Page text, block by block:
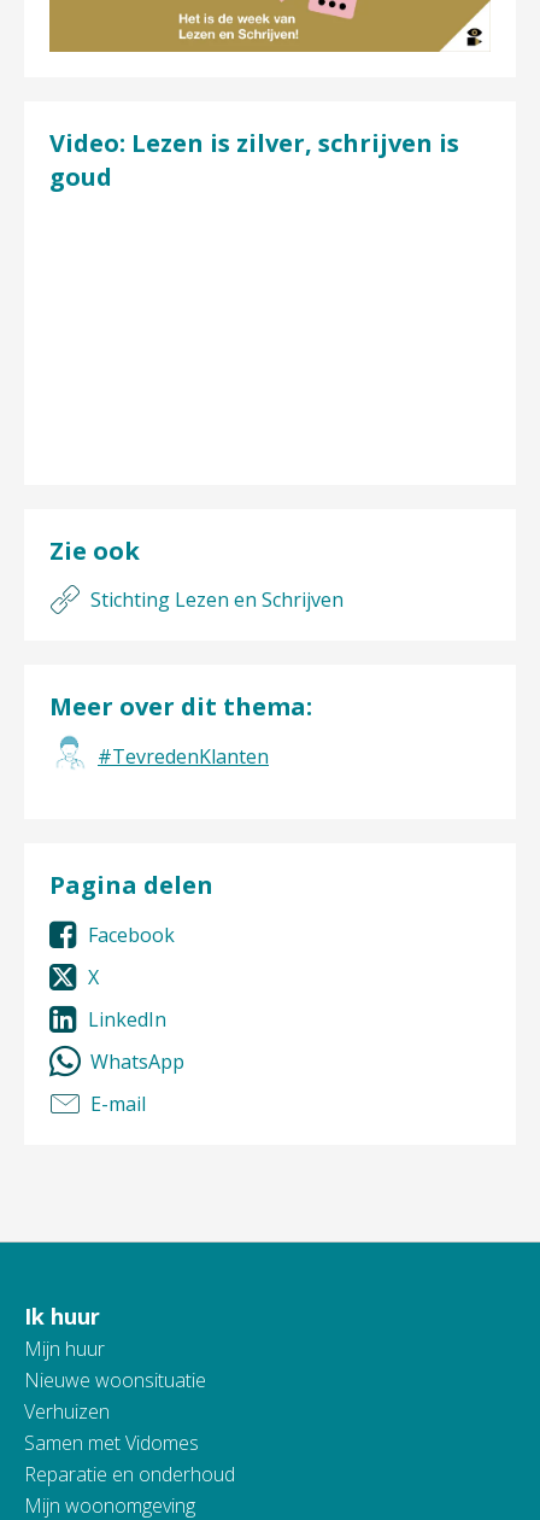
Video: Lezen is zilver, schrijven is
goud
Zie ook
Stichting Lezen en Schrijven
Meer over dit thema:
#TevredenKlanten
Pagina delen
Facebook
X
LinkedIn
WhatsApp
E-mail
Contactinformatie
Ik huur
Mijn huur
Nieuwe woonsituatie
Verhuizen
Samen met Vidomes
Reparatie en onderhoud
Mijn woonomgeving